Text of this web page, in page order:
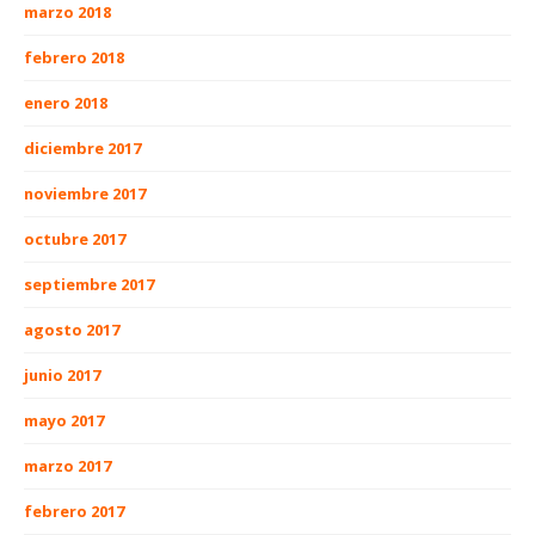
marzo 2018
febrero 2018
enero 2018
diciembre 2017
noviembre 2017
octubre 2017
septiembre 2017
agosto 2017
junio 2017
mayo 2017
marzo 2017
febrero 2017